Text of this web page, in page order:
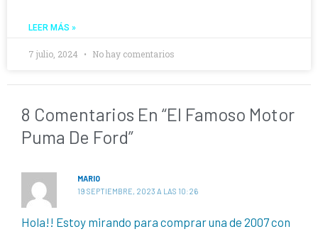
LEER MÁS »
7 julio, 2024 No hay comentarios
8 Comentarios En “El Famoso Motor
Puma De Ford”
MARIO
19 SEPTIEMBRE, 2023 A LAS 10:26
Hola!! Estoy mirando para comprar una de 2007 con